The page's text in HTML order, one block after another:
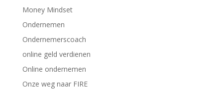
Money Mindset
Ondernemen
Ondernemerscoach
online geld verdienen
Online ondernemen
Onze weg naar FIRE